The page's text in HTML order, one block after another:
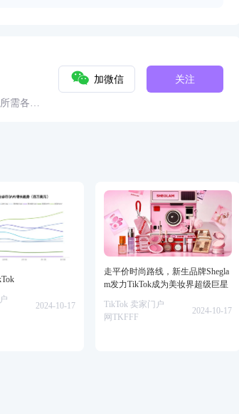
需各种
加微信 关注
2024-10-17
走平价时尚路线，新生品牌Shegla
m发力TikTok成为美妆界超级巨星
TikTok 卖家门户
网TKFFF
2024-10-17